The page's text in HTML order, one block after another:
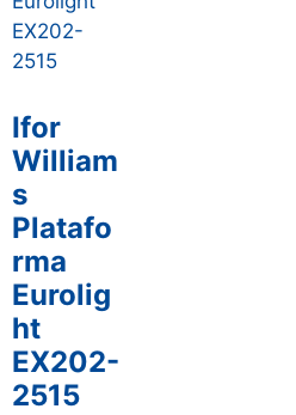
Ifor
William
s
Platafo
rma
Eurolig
ht
EX202-
2515